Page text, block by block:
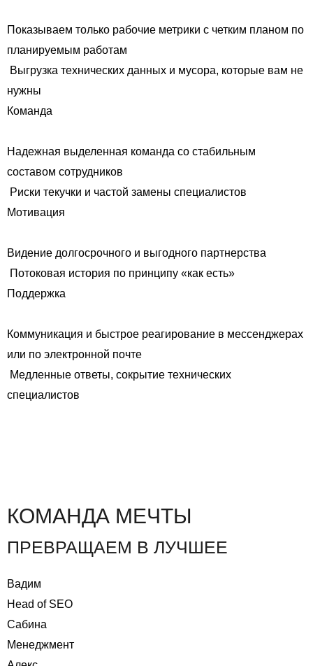
Показываем только рабочие метрики с четким планом по
планируемым работам
Выгрузка технических данных и мусора, которые вам не
нужны
Команда
Надежная выделенная команда со стабильным
составом сотрудников
Риски текучки и частой замены специалистов
Мотивация
Видение долгосрочного и выгодного партнерства
Потоковая история по принципу «как есть»
Поддержка
Коммуникация и быстрое реагирование в мессенджерах
или по электронной почте
Медленные ответы, сокрытие технических
специалистов
КОМАНДА МЕЧТЫ
ПРЕВРАЩАЕМ В ЛУЧШЕЕ
Вадим
Head of SEO
Сабина
Менеджмент